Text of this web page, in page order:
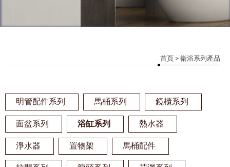
首頁 > 衛浴系列產品
明管配件系列 馬桶系列 鏡櫃系列
面盆系列 浴缸系列 熱水器
淨水器 置物架 馬桶配件